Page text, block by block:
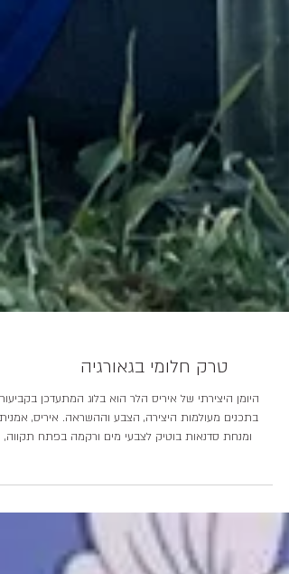
היומן היצירתי של איריס הלר הוא בלוג המתעדכן
ומנחת סדנאות בוטיק לצבעי מים ורקמה בפתח תקווה,
משתפת בו תהליכי עבודה, תובנות על יצירה מודעת,
על חומרי יצירה ואסתטיקה, ודימויים חזותיים מעוררי